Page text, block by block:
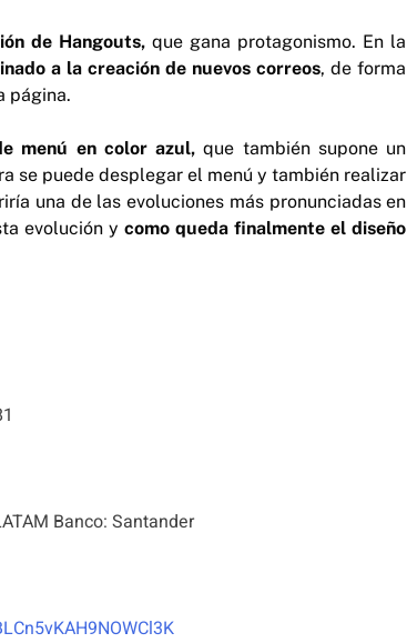
de Hangouts,que gana protagonismo. En la
a la creación de nuevos correos, de forma
página.
menú en color azul, que también supone un
se puede desplegar el menú y también realizar
una de las evoluciones más pronunciadas en
evolución ycomo queda finalmente el diseño
Banco: Santander